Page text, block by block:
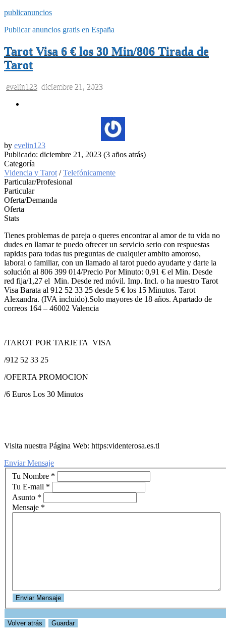
publicanuncios
Publicar anuncios gratis en España
Tarot Visa 6 € los 30 Min/806 Tirada de
Tarot
evelin123 diciembre 21, 2023
by evelin123
Publicado: diciembre 21, 2023 (3 años atrás)
Categoría
Videncia y Tarot /Telefónicamente
Particular/Profesional
Particular
Oferta/Demanda
Oferta
Stats
Tienes problemas de pareja o queres encontrar al amor de tu vida no
dudes en llamar te puedo ofrecer un servicio serio con respuestas
rapidas para todas tus preguntas de cualquier ambito amoroso,
laboral o familiar, con un llamado al tarot puedo ayudarte y darte la
solución al 806 399 014/Precio Por Minuto: 0,91 € el Min. Desde
red fija/1,27 el Min. Desde red móvil. Imp. Incl. o ha nuestro Tarot
Visa Barata al 912 52 33 25 desde 5 € los 15 Minutos. Tarot
Alexandra. (IVA incluido).Solo mayores de 18 años. Apartado de
correos 164 – 46002 Valencia
/TAROT POR TARJETA VISA
/912 52 33 25
/OFERTA PROMOCION
/6 Euros Los 30 Minutos
Visita nuestra Página Web: https:videnterosa.es.tl
Enviar Mensaje
Tu Nombre *
Tu E-mail *
Asunto *
Mensaje *
Guardar